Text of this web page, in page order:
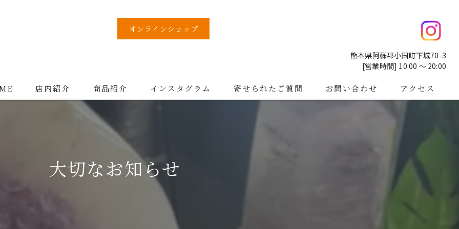
オンラインショップ
熊本県阿蘇郡小国町下城70-3
[営業時間] 10:00 ～ 20:00
店内紹介 商品紹介 インスタグラム 寄せられたご質問 お問い合わせ アクセス
大切なお知らせ